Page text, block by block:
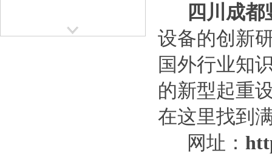
四川成
设备的创新
国外行业知
的新型起重
在这里找到
网址：